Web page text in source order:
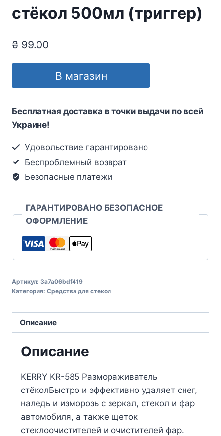
стёкол 500мл (триггер)
₴ 99.00
В магазин
Бесплатная доставка в точки выдачи по всей
Украине!
Удовольствие гарантировано
Беспроблемный возврат
Безопасные платежи
ГАРАНТИРОВАНО БЕЗОПАСНОЕ
ОФОРМЛЕНИЕ
Артикул: 3a7a06bdf419
Категория: Средства для стекол
Описание
Описание
KERRY KR-585 Размораживатель
стёколБыстро и эффективно удаляет снег,
наледь и изморозь с зеркал, стекол и фар
автомобиля, а также щеток
стеклоочистителей и очистителей фар.